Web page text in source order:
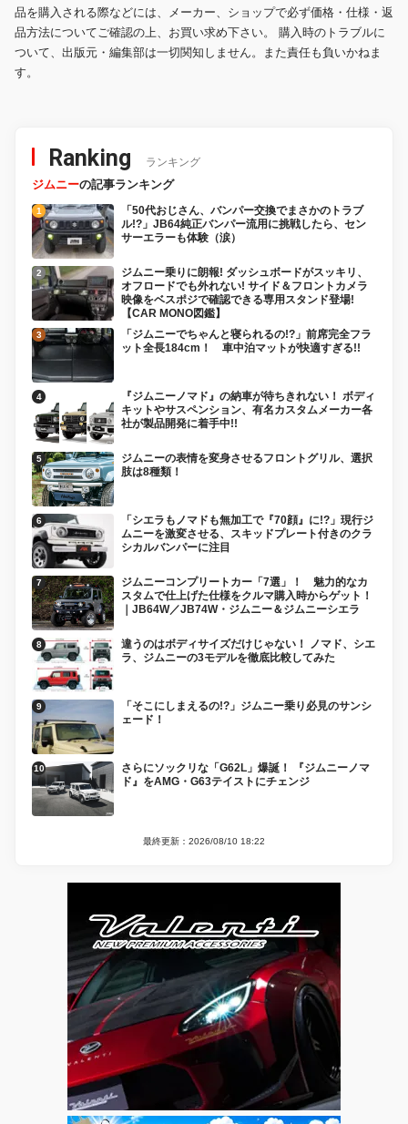
品を購入される際などには、メーカー、ショップで必ず価格・仕様・返
品方法についてご確認の上、お買い求め下さい。 購入時のトラブルに
ついて、出版元・編集部は一切関知しません。また責任も負いかねま
す。
Ranking ランキング
ジムニーの記事ランキング
「50代おじさん、バンパー交換でまさかのトラブ
ル!?」JB64純正バンパー流用に挑戦したら、セン
サーエラーも体験（涙）
ジムニー乗りに朗報! ダッシュボードがスッキリ、
オフロードでも外れない! サイド＆フロントカメラ
映像をベスポジで確認できる専用スタンド登場!
【CAR MONO図鑑】
「ジムニーでちゃんと寝られるの!?」前席完全フラ
ット全長184cm！ 車中泊マットが快適すぎる!!
『ジムニーノマド』の納車が待ちきれない！ ボディ
キットやサスペンション、有名カスタムメーカー各
社が製品開発に着手中!!
ジムニーの表情を変身させるフロントグリル、選択
肢は8種類！
「シエラもノマドも無加工で『70顔』に!?」現行ジ
ムニーを激変させる、スキッドプレート付きのクラ
シカルバンパーに注目
ジムニーコンプリートカー「7選」！ 魅力的なカ
スタムで仕上げた仕様をクルマ購入時からゲット！
｜JB64W／JB74W・ジムニー＆ジムニーシエラ
違うのはボディサイズだけじゃない！ ノマド、シエ
ラ、ジムニーの3モデルを徹底比較してみた
「そこにしまえるの!?」ジムニー乗り必見のサンシ
ェード！
さらにソックリな「G62L」爆誕！ 『ジムニーノマ
ド』をAMG・G63テイストにチェンジ
最終更新：2026/08/10 18:22